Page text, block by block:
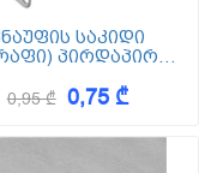
საკიდი
პირდაპირი
0,95 ₾ 0,75 ₾